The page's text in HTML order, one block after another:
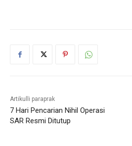
Artikulli paraprak
7 Hari Pencarian Nihil Operasi
SAR Resmi Ditutup